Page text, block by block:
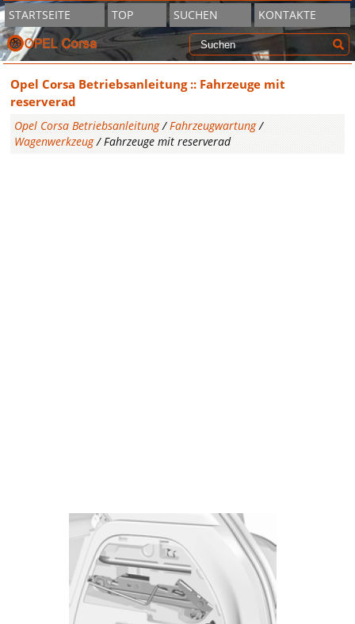
STARTSEITE TOP SUCHEN KONTAKTE
Opel Corsa Betriebsanleitung :: Fahrzeuge mit
reserverad
Opel Corsa Betriebsanleitung/Fahrzeugwartung/
Wagenwerkzeug/ Fahrzeuge mit reserverad